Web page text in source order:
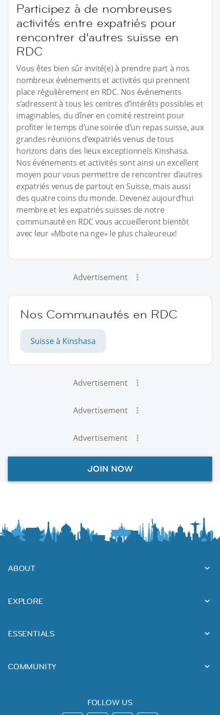
Participez à de nombreuses
activités entre expatriés pour
rencontrer d’autres suisse en
RDC
Vous êtes bien sûr invité(e) à prendre part à nos
nombreux événements et activités qui prennent
place régulièrement en RDC. Nos événements
s’adressent à tous les centres d’intérêts possibles et
imaginables, du dîner en comité restreint pour
profiter le temps d’une soirée d’un repas suisse, aux
grandes réunions d’expatriés venus de tous
horizons dans des lieux exceptionnels Kinshasa.
Nos événements et activités sont ainsi un excellent
moyen pour vous permettre de rencontrer d’autres
expatriés venus de partout en Suisse, mais aussi
des quatre coins du monde. Devenez aujourd’hui
membre et les expatriés suisses de notre
communauté en RDC vous accueilleront bientôt
avec leur «Mbote na nge» le plus chaleureux!
Advertisement
Nos Communautés en RDC
Suisse à Kinshasa
Advertisement
Advertisement
Advertisement
JOIN NOW
ABOUT
EXPLORE
ESSENTIALS
COMMUNITY
FOLLOW US